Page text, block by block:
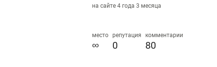
на сайте 4 года 3 месяца
место
∞
репутация
0
комментарии
80